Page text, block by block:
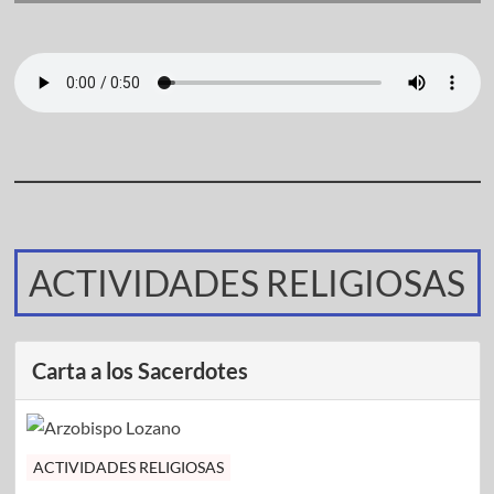
ACTIVIDADES RELIGIOSAS
Carta a los Sacerdotes
ACTIVIDADES RELIGIOSAS